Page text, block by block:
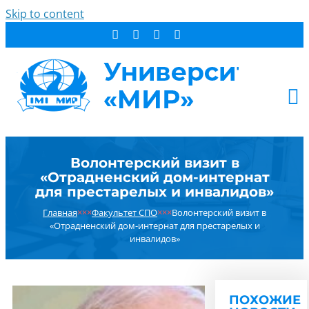
Skip to content
ДОПОБРАЗОВАНИЕ
ОБ УНИВЕРСИТЕТЕ
НОВОСТИ
РЕЗУЛЬТАТ ПОИСКА:
Волонтерский визит в
«Отрадненский дом-интернат
для престарелых и инвалидов»
Главная×××Факультет СПО×××Волонтерский визит в
«Отрадненский дом-интернат для престарелых и
инвалидов»
ПОХОЖИЕ